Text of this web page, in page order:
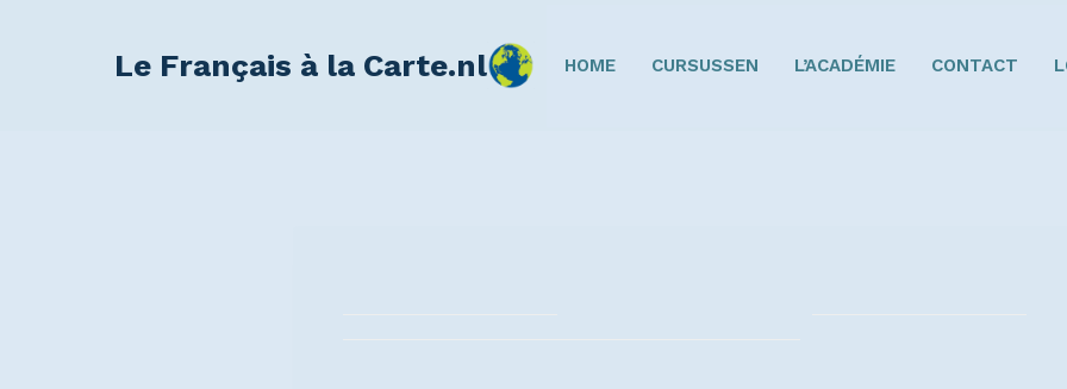
Le Français à la Carte.nl HOME CURSUSSEN L’ACADÉMIE CONTACT